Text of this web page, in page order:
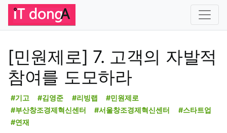
[민원제로] 7. 고객의 자발적
참여를 도모하라
#기고 #김영준 #리빙랩
#민원제로
#부산창조경제혁신센터
#서울창조경제혁신센터
#스타트업
#연재